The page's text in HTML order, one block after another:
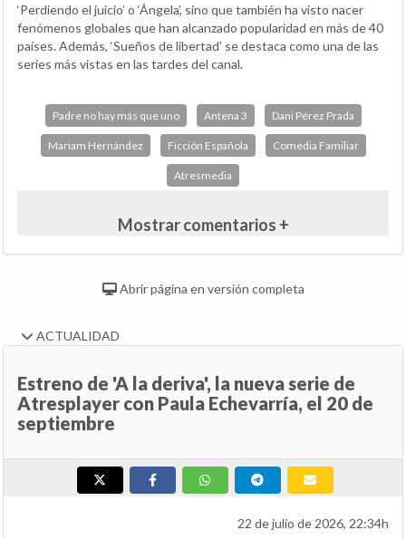
‘Perdiendo el juicio’ o ‘Ángela’, sino que también ha visto nacer
fenómenos globales que han alcanzado popularidad en más de 40
países. Además, ‘Sueños de libertad’ se destaca como una de las
series más vistas en las tardes del canal.
Padre no hay más que uno Antena 3 Dani Pérez Prada
Mariam Hernández Ficción Española Comedia Familiar
Atresmedia
Mostrar comentarios +
Abrir página en versión completa
ACTUALIDAD
Estreno de 'A la deriva', la nueva serie de
Atresplayer con Paula Echevarría, el 20 de
septiembre
22 de julio de 2026, 22:34h